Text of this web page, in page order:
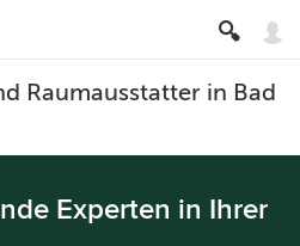
Raumausstatter in Bad
Experten in Ihrer